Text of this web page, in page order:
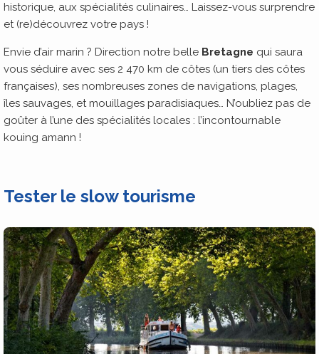
historique, aux spécialités culinaires… Laissez-vous surprendre
et (re)découvrez votre pays !
Envie d’air marin ? Direction notre belle Bretagne qui saura
vous séduire avec ses 2 470 km de côtes (un tiers des côtes
françaises), ses nombreuses zones de navigations, plages,
îles sauvages, et mouillages paradisiaques… N’oubliez pas de
goûter à l’une des spécialités locales : l’incontournable
kouing amann !
Tester le slow tourisme